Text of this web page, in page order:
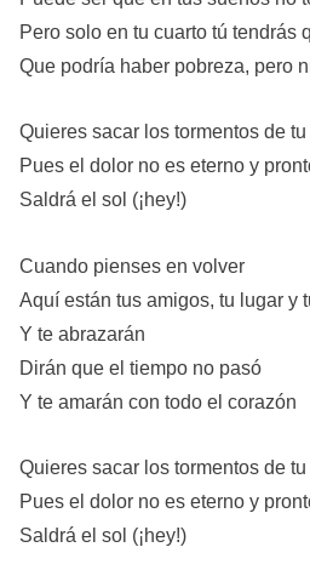
Pero solo en tu cuarto tú tendrás
Que podría haber pobreza, pero
Quieres sacar los tormentos de
Pues el dolor no es eterno y
Saldrá el sol (¡hey!)
Cuando pienses en volver
Aquí están tus amigos, tu lugar y
Y te abrazarán
Dirán que el tiempo no pasó
Y te amarán con todo el corazón
Quieres sacar los tormentos de
Pues el dolor no es eterno y
Saldrá el sol (¡hey!)